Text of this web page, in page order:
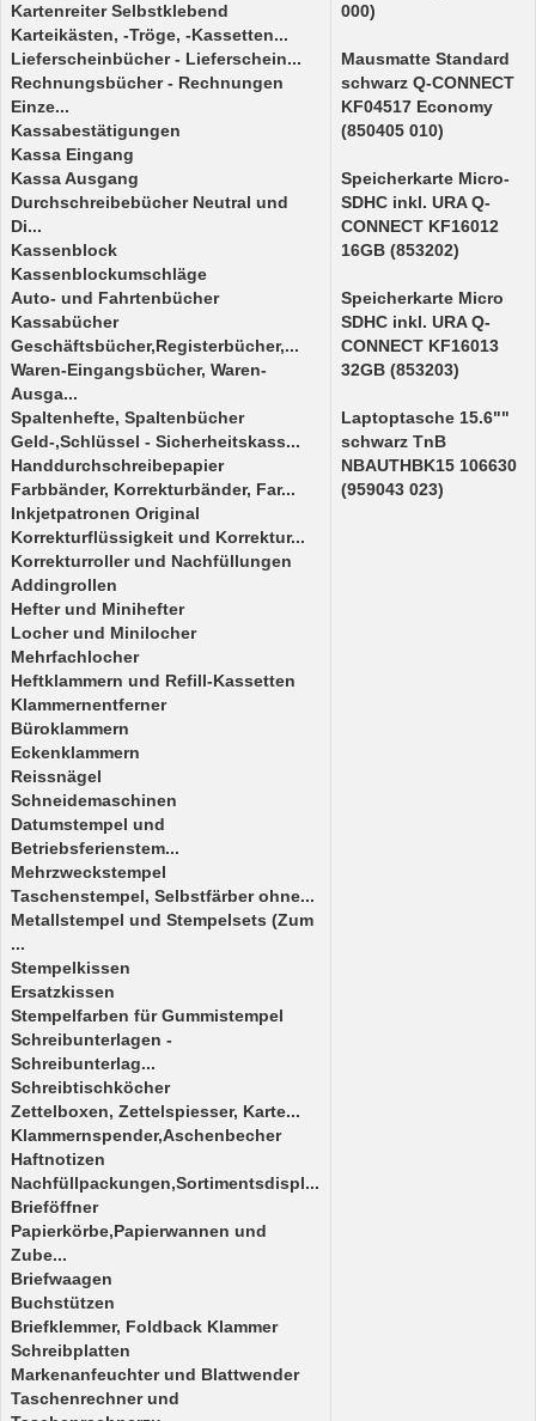
Kartenreiter Selbstklebend
Karteikästen, -Tröge, -Kassetten...
Lieferscheinbücher - Lieferschein...
Rechnungsbücher - Rechnungen
Einze...
Kassabestätigungen
Kassa Eingang
Kassa Ausgang
Durchschreibebücher Neutral und
Di...
Kassenblock
Kassenblockumschläge
Auto- und Fahrtenbücher
Kassabücher
Geschäftsbücher,Registerbücher,...
Waren-Eingangsbücher, Waren-
Ausga...
Spaltenhefte, Spaltenbücher
Geld-,Schlüssel - Sicherheitskass...
Handdurchschreibepapier
Farbbänder, Korrekturbänder, Far...
Inkjetpatronen Original
Korrekturflüssigkeit und Korrektur...
Korrekturroller und Nachfüllungen
Addingrollen
Hefter und Minihefter
Locher und Minilocher
Mehrfachlocher
Heftklammern und Refill-Kassetten
Klammernentferner
Büroklammern
Eckenklammern
Reissnägel
Schneidemaschinen
Datumstempel und
Betriebsferienstem...
Mehrzweckstempel
Taschenstempel, Selbstfärber ohne...
Metallstempel und Stempelsets (Zum
...
Stempelkissen
Ersatzkissen
Stempelfarben für Gummistempel
Schreibunterlagen -
Schreibunterlag...
Schreibtischköcher
Zettelboxen, Zettelspiesser, Karte...
Klammernspender,Aschenbecher
Haftnotizen
Nachfüllpackungen,Sortimentsdispl...
Brieföffner
Papierkörbe,Papierwannen und
Zube...
Briefwaagen
Buchstützen
Briefklemmer, Foldback Klammer
Schreibplatten
Markenanfeuchter und Blattwender
Taschenrechner und
000)
Mausmatte Standard
schwarz Q-CONNECT
KF04517 Economy
(850405 010)
Speicherkarte Micro-
SDHC inkl. URA Q-
CONNECT KF16012
16GB (853202)
Speicherkarte Micro
SDHC inkl. URA Q-
CONNECT KF16013
32GB (853203)
Laptoptasche 15.6""
schwarz TnB
NBAUTHBK15 106630
(959043 023)